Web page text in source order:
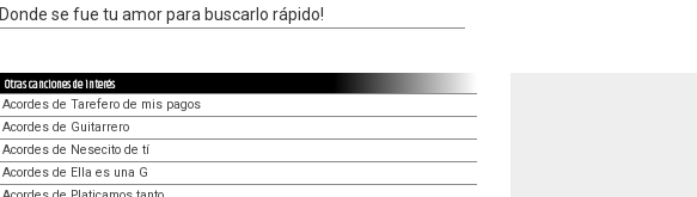
Donde se fue tu amor para buscarlo rápido!
Otras canciones de interés
Acordes de Tarefero de mis pagos
Acordes de Guitarrero
Acordes de Nesecito de tí
Acordes de Ella es una G